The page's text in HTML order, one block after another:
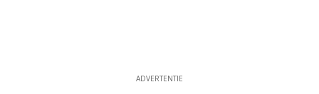
ADVERTENTIE